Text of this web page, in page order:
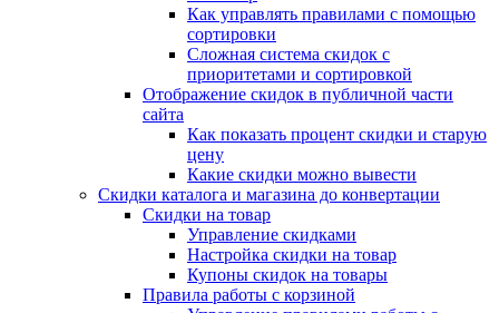
Как управлять правилами с помощью
сортировки
Сложная система скидок с
приоритетами и сортировкой
Отображение скидок в публичной части
сайта
Как показать процент скидки и старую
цену
Какие скидки можно вывести
Скидки каталога и магазина до конвертации
Скидки на товар
Управление скидками
Настройка скидки на товар
Купоны скидок на товары
Правила работы с корзиной